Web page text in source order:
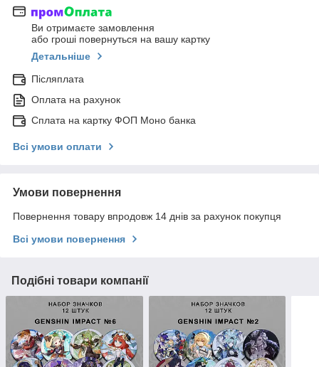
Ви отримаєте замовлення
або гроші повернуться на вашу картку
Детальніше
Післяплата
Оплата на рахунок
Сплата на картку ФОП Моно банка
Всі умови оплати
Умови повернення
Повернення товару впродовж 14 днів за рахунок покупця
Всі умови повернення
Подібні товари компанії